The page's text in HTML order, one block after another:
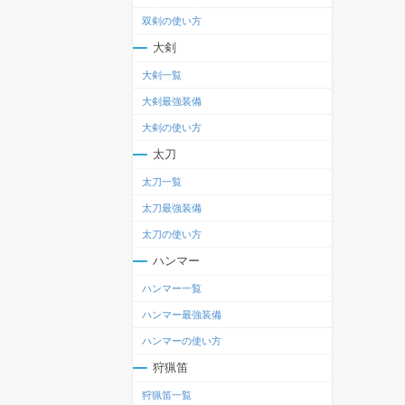
双剣の使い方
大剣
大剣一覧
大剣最強装備
大剣の使い方
太刀
太刀一覧
太刀最強装備
太刀の使い方
ハンマー
ハンマー一覧
ハンマー最強装備
ハンマーの使い方
狩猟笛
狩猟笛一覧